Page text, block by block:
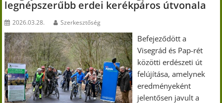
legnépszerűbb erdei kerékpáros útvonala
2026.03.28. Szerkesztőség
Befejeződött a
Visegrád és Pap-rét
közötti erdészeti út
felújítása, amelynek
eredményeként
jelentősen javult a